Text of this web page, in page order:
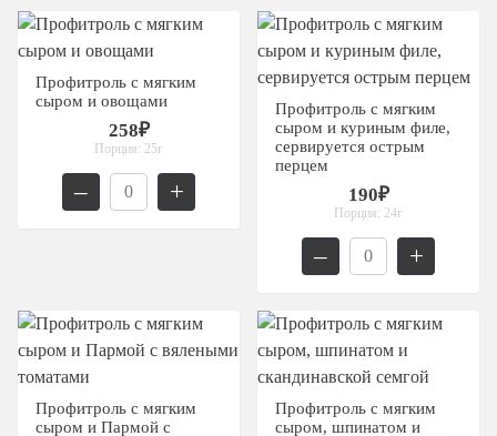
На 25 человек
На 60 человек
На новый год
На 8 марта
На выпускной
Ритуальный кейтеринг
На съемки
Железнодорожный
Красногорск
Ритуальный кейтеринг
Услуги и предоплата
Профитроль с мягким
сыром и овощами
258₽
Порция: 25г
– +
Профитроль с мягким
сыром и куриным филе,
сервируется острым
перцем
190₽
Порция: 24г
– +
Профитроль с мягким
сыром и Пармой с
Профитроль с мягким
сыром, шпинатом и